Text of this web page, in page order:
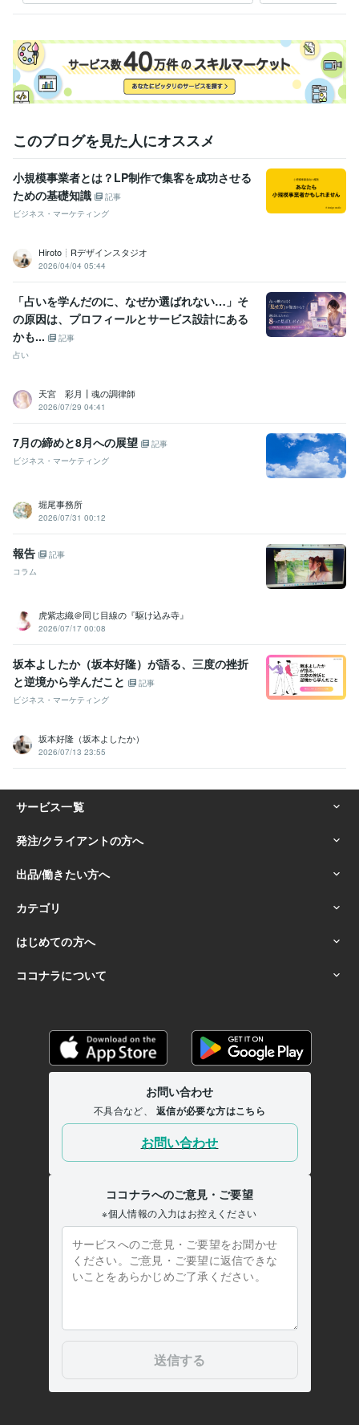
このブログを見た人にオススメ
小規模事業者とは？LP制作で集客を成功させる
ための基礎知識
記事
ビジネス・マーケティング
Hiroto┊Rデザインスタジオ
2026/04/04 05:44
「占いを学んだのに、なぜか選ばれない…」そ
の原因は、プロフィールとサービス設計にある
かも...
記事
占い
天宮 彩月┃魂の調律師
2026/07/29 04:41
7月の締めと8月への展望
記事
ビジネス・マーケティング
堀尾事務所
2026/07/31 00:12
報告
記事
コラム
虎紫志織＠同じ目線の『駆け込み寺』
2026/07/17 00:08
坂本よしたか（坂本好隆）が語る、三度の挫折
と逆境から学んだこと
記事
ビジネス・マーケティング
坂本好隆（坂本よしたか）
2026/07/13 23:55